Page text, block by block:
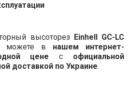
высоторез
Einhell GC-LC
в нашем интернет-
цене с официальной
доставкой по Украине.